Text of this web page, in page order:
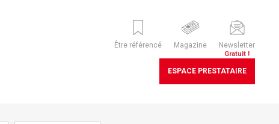
Être référencé Magazine Newsletter
Gratuit !
ESPACE PRESTATAIRE